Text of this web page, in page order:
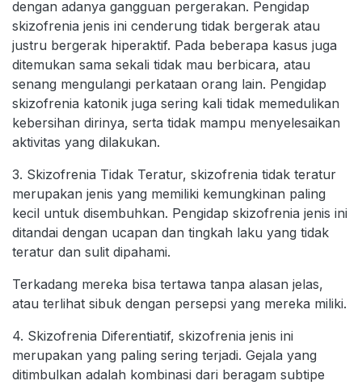
dengan adanya gangguan pergerakan. Pengidap
skizofrenia jenis ini cenderung tidak bergerak atau
justru bergerak hiperaktif. Pada beberapa kasus juga
ditemukan sama sekali tidak mau berbicara, atau
senang mengulangi perkataan orang lain. Pengidap
skizofrenia katonik juga sering kali tidak memedulikan
kebersihan dirinya, serta tidak mampu menyelesaikan
aktivitas yang dilakukan.
3. Skizofrenia Tidak Teratur, skizofrenia tidak teratur
merupakan jenis yang memiliki kemungkinan paling
kecil untuk disembuhkan. Pengidap skizofrenia jenis ini
ditandai dengan ucapan dan tingkah laku yang tidak
teratur dan sulit dipahami.
Terkadang mereka bisa tertawa tanpa alasan jelas,
atau terlihat sibuk dengan persepsi yang mereka miliki.
4. Skizofrenia Diferentiatif, skizofrenia jenis ini
merupakan yang paling sering terjadi. Gejala yang
ditimbulkan adalah kombinasi dari beragam subtipe